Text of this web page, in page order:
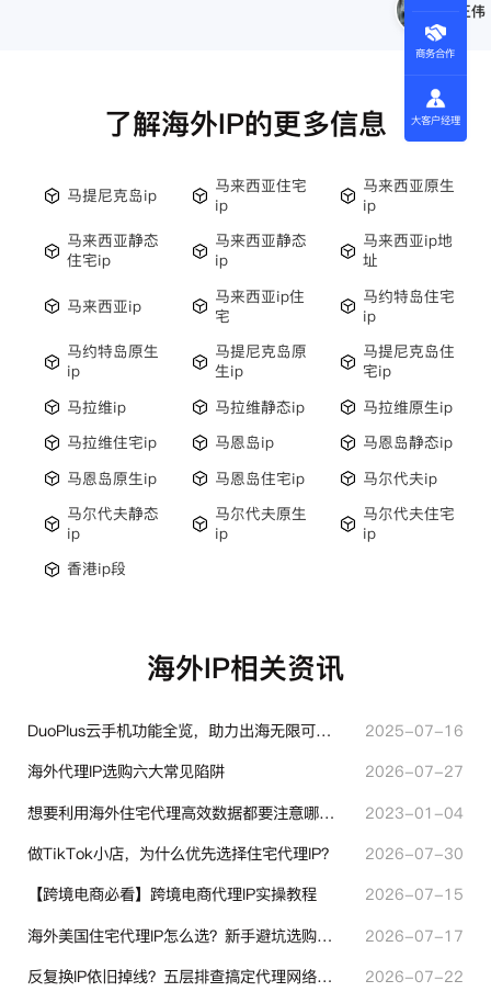
王伟
了解海外IP的更多信息
马提尼克岛ip
马来西亚住宅
ip
马来西亚原生
ip
马来西亚静态
住宅ip
马来西亚静态
ip
马来西亚ip地
址
马来西亚ip
马来西亚ip住
宅
马约特岛住宅
ip
马约特岛原生
ip
马提尼克岛原
生ip
马提尼克岛住
宅ip
马拉维ip
马拉维静态ip
马拉维原生ip
马拉维住宅ip
马恩岛ip
马恩岛静态ip
马恩岛原生ip
马恩岛住宅ip
马尔代夫ip
马尔代夫静态
ip
马尔代夫原生
ip
马尔代夫住宅
ip
香港ip段
海外IP相关资讯
DuoPlus云手机功能全览，助力出海无限可能！
2025-07-16
海外代理IP选购六大常见陷阱
2026-07-27
想要利用海外住宅代理高效数据都要注意哪些地方？
2023-01-04
做TikTok小店，为什么优先选择住宅代理IP？
2026-07-30
【跨境电商必看】跨境电商代理IP实操教程
2026-07-15
海外美国住宅代理IP怎么选？新手避坑选购指南
2026-07-17
反复换IP依旧掉线？五层排查搞定代理网络异常
2026-07-22
商务合作
大客户经理